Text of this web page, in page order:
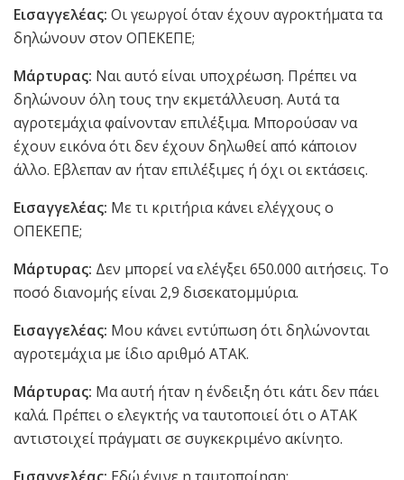
Εισαγγελέας: Οι γεωργοί όταν έχουν αγροκτήματα τα
δηλώνουν στον ΟΠΕΚΕΠΕ;
Μάρτυρας: Ναι αυτό είναι υποχρέωση. Πρέπει να
δηλώνουν όλη τους την εκμετάλλευση. Αυτά τα
αγροτεμάχια φαίνονταν επιλέξιμα. Μπορούσαν να
έχουν εικόνα ότι δεν έχουν δηλωθεί από κάποιον
άλλο. Εβλεπαν αν ήταν επιλέξιμες ή όχι οι εκτάσεις.
Εισαγγελέας: Με τι κριτήρια κάνει ελέγχους ο
ΟΠΕΚΕΠΕ;
Μάρτυρας: Δεν μπορεί να ελέγξει 650.000 αιτήσεις. Το
ποσό διανομής είναι 2,9 δισεκατομμύρια.
Εισαγγελέας: Μου κάνει εντύπωση ότι δηλώνονται
αγροτεμάχια με ίδιο αριθμό ΑΤΑΚ.
Μάρτυρας: Μα αυτή ήταν η ένδειξη ότι κάτι δεν πάει
καλά. Πρέπει ο ελεγκτής να ταυτοποιεί ότι ο ΑΤΑΚ
αντιστοιχεί πράγματι σε συγκεκριμένο ακίνητο.